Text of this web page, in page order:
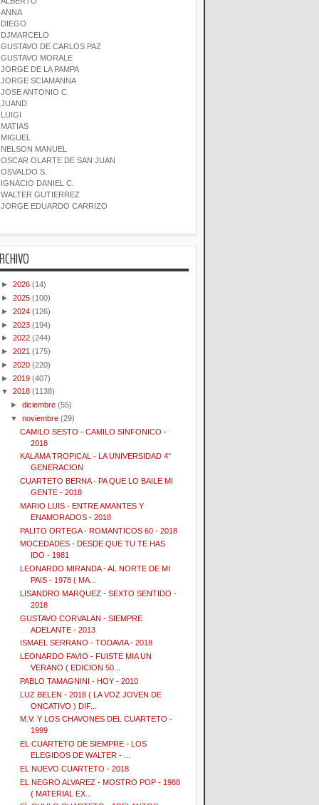
ANNA
DIEGO
DJMARCELO
GUSTAVO DE CARLOS PAZ
GUSTAVO MORALE
JORGE DE LA PAMPA
JORGE SCIAMANNA
JOSE ANTONIO C.
JUAND
LUIGI
MATIAS
MIGUEL
NELSON MANUEL
OSCAR OLARTE DE SAN JUAN
OSVALDO S.
IGNACIO DANIEL C.
WALTER GUTIERREZ
JORGE EDUARDO CARRIZO
► 2026 (14)
► 2025 (100)
► 2024 (126)
► 2023 (194)
► 2022 (244)
► 2021 (175)
► 2020 (220)
► 2019 (407)
▼ 2018 (1138)
►diciembre (55)
▼noviembre (29)
CAMILO SESTO - CAMILO SINFONICO -
2018
KALAMA TROPICAL - LA UNIVERSIDAD 4°
GENERACION
CUARTETO BERNA - PA QUE LO BAILE MI
GENTE - 2018
MARIO LUIS - ENTRE AMANTES Y
ENAMORADOS - 2018
PALITO ORTEGA - ROMANTICOS 60 - 2018
MOCEDADES - DESDE QUE TU TE HAS
IDO - 1981
LEONARDO MIRANDA - AL NORTE DE MI
PAIS - 1978 ( MA...
LISANDRO MARQUEZ - SEXTO SENTIDO -
2018
GUSTAVO CORVALAN - SIEMPRE
ADELANTE - 2013
ISMAEL SERRANO - TODAVIA - 2018
LEONARDO FAVIO - FUISTE MIA UN
VERANO ( EDICION 50...
PABLO TAMAGNINI - HOY - 2010
LUZ BELEN - 2018 ( LA VOZ JOVEN DE
ONCATIVO ) DIF...
M.V. Y LOS CHAVONES DEL CUARTETO -
1999
EL CUARTETO DE SIEMPRE - LOS
ELEGIDOS DE WALTER - ...
EL NUEVO CUARTETO - 2018
EL NEGRO ALVAREZ - MOSTRO POP - 1988
( MATERIAL EX...